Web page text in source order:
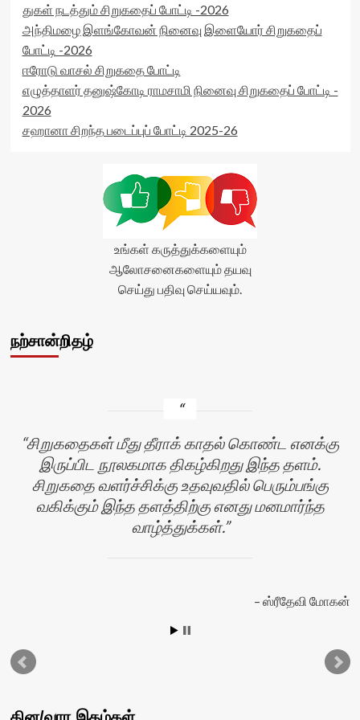
துகள் நடத்தும் சிறுகதைப் போட்டி -2026
அந்திமழை இளங்கோவன் நினைவு இளையோர் சிறுகதைப்
போட்டி -2026
ஈரோடு வாசல் சிறுகதை போட்டி
எழுத்தாளர் தனுஷ்கோடி ராமசாமி நினைவு சிறுகதைப் போட்டி -
2026
சஹானா சிறந்த படைப்புப் போட்டி 2025-26
உங்கள் கருத்துக்களையும்
ஆலோசனைகளையும் தயவு
செய்து பதிவு செய்யவும்.
நற்சான்றிதழ்
சிறுகதைகள் மீது தீராக் காதல் கொண்ட எனக்கு
இருப்பிட நூலகமாக திகழ்கிறது இந்த தளம்.
சிறுகதை வளர்ச்சிக்கு உதவுவதில் பெரும்பங்கு
வகிக்கும் இந்த தளத்திற்கு எனது மனமார்ந்த
வாழ்த்துக்கள்.
ஸ்ரீதேவி மோகன்